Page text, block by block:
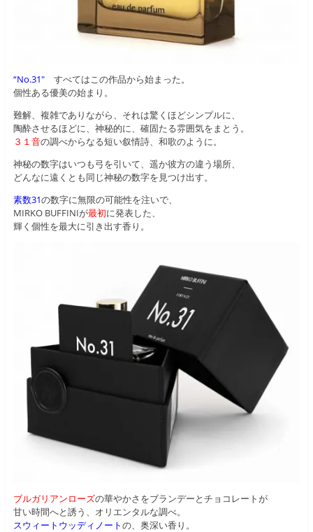
“No.31″ すべてはこの作品から始まった。
個性ある優美の始まり。
難解、複雑でありながら、それは驚くほどシンプルに、
陶酔させるほどに、神秘的に、確固たる雰囲気をまとう。
３１音の調べからなる短い叙情詩、和歌のように。
神秘の数字はいつも弓を引いて、遥か彼方の違う場所、
どんなに遠くとも同じ神秘の数字を見つけ出す。
素数31の数字に無限の可能性を注いで、
MIRKO BUFFINIが最初に発表した、
輝く個性を最大に引き出す香り。
ブルガリアンローズの華やかさをブランデーとチョコレートが
甘い時間へと誘う、オリエンタルな調べ。
スウィートウッディノートの、奥深い香り。